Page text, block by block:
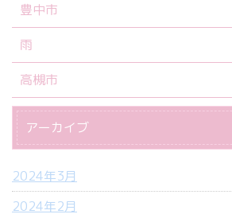
豊中市
雨
高槻市
アーカイブ
2024年3月
2024年2月